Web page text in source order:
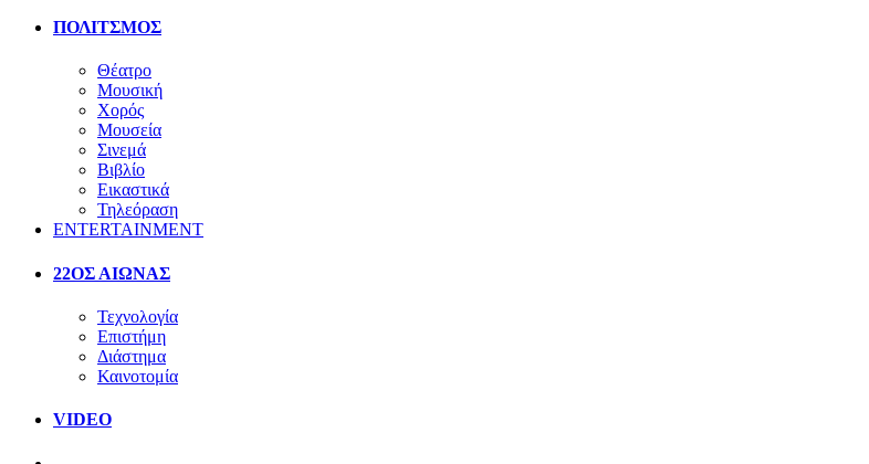
ΠΟΛΙΤΣΜΟΣ
Θέατρο
Μουσική
Χορός
Μουσεία
Σινεμά
Βιβλίο
Εικαστικά
Τηλεόραση
ENTERTAINMENT
22ΟΣ ΑΙΩΝΑΣ
Τεχνολογία
Επιστήμη
Διάστημα
Καινοτομία
VIDEO